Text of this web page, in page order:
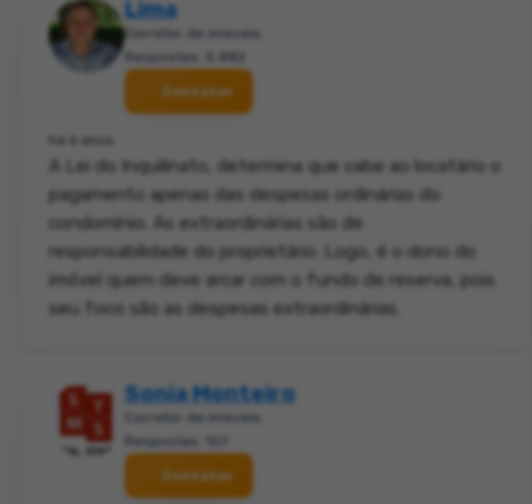
Lima
Corretor de imóveis
Respostas: 5.882
Contatar
há 6 anos
A Lei do Inquilinato, determina que cabe ao locatário o
pagamento apenas das despesas ordinárias do
condomínio. As extraordinárias são de
responsabilidade do proprietário. Logo, é o dono do
imóvel quem deve arcar com o fundo de reserva, pois
seu foco são as despesas extraordinárias.
Sonia Monteiro
Corretor de imóveis
Respostas: 107
Contatar